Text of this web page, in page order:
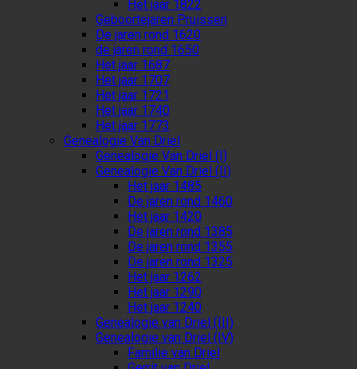
Het jaar 1822
Geboortejaren Pruissen
De jaren rond 1620
de jaren rond 1650
Het jaar 1687
Het jaar 1707
Het jaar 1721
Het jaar 1740
Het jaar 1773
Genealogie Van Driel
Genealogie Van Driel (I)
Genealogie Van Driel (II)
Het jaar 1485
De jaren rond 1460
Het jaar 1420
De jaren rond 1385
De jaren rond 1355
De jaren rond 1325
Het jaar 1262
Het jaar 1290
Het jaar 1240
Genealogie van Driel (III)
Genealogie van Driel (IV)
Familie van Driel